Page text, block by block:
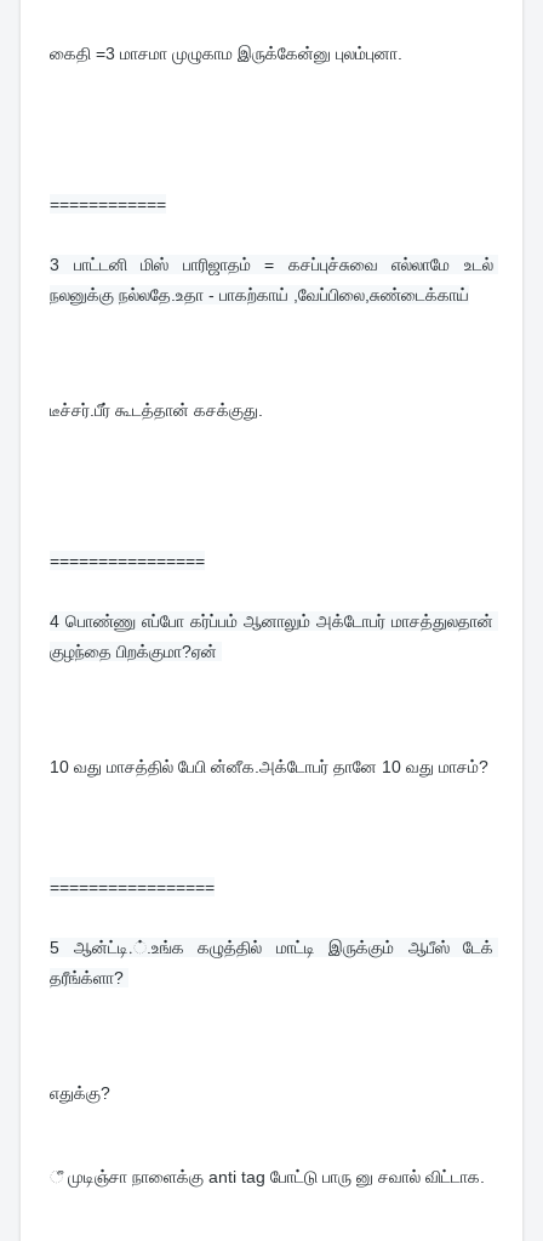
கைதி =3 மாசமா முழுகாம இருக்கேன்னு புலம்புனா.
============
3 பாட்டனி மிஸ் பாரிஜாதம் = கசப்புச்சுவை எல்லாமே உடல்
நலனுக்கு நல்லதே.உதா - பாகற்காய் ,வேப்பிலை,சுண்டைக்காய்
டீச்சர்.பீர் கூடத்தான் கசக்குது.
================
4 பொண்ணு எப்போ கர்ப்பம் ஆனாலும் அக்டோபர் மாசத்துலதான்
குழந்தை பிறக்குமா?ஏன்
10 வது மாசத்தில் பேபி ன்னீக.அக்டோபர் தானே 10 வது மாசம்?
=================
5 ஆன்ட்டி.்.உங்க கழுத்தில் மாட்டி இருக்கும் ஆபீஸ் டேக்
தரீங்க்ளா?
எதுக்கு?
ீ முடிஞ்சா நாளைக்கு anti tag போட்டு பாரு னு சவால் விட்டாக.